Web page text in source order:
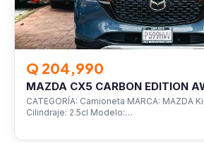
Q 204,990
MAZDA CX5 CARBON EDITION
CATEGORÍA: Camioneta MARCA: MAZDA
Cilindraje: 2.5cl Modelo:…